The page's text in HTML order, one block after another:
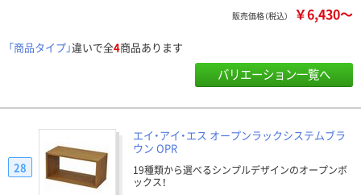
販売価格（税込） ￥6,430～
「商品タイプ」違いで全4商品あります
バリエーション一覧へ
エイ・アイ・エス オープンラックシステムブラ
ウン OPR
19種類から選べるシンプルデザインのオープンボ
ックス！
28